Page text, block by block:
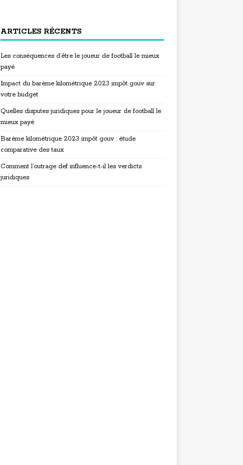
ARTICLES RÉCENTS
Les conséquences d’être le joueur de football le mieux
payé
Impact du barème kilométrique 2023 impôt gouv sur
votre budget
Quelles disputes juridiques pour le joueur de football le
mieux payé
Barème kilométrique 2023 impôt gouv : étude
comparative des taux
Comment l’outrage def influence-t-il les verdicts
juridiques